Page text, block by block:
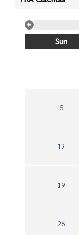
Sun
5
12
19
26